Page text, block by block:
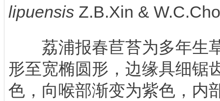
lipuensis Z.B.Xin &
荔浦报春苣苔为多年生
形至宽椭圆形，边缘具细锯
色，向喉部渐变为紫色，内